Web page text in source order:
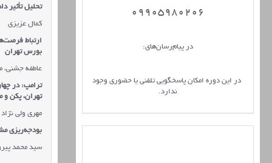
09905980206
در پیام‌رسان‌های:
در این دوره امکان پاسخگویی تلفنی یا حضوری وجود
ندارد.
تحلیل تأثیر
کمال عزیزی
ارتباط
بورس تهران
عاطفه جشنی،
ترامپ: در
تهران، پکن و
مهری ولی
بودجه‌ریزی
سید محمد